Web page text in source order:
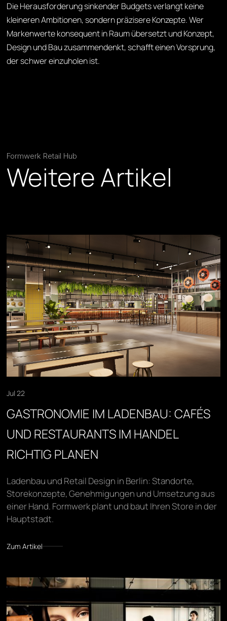
Die Herausforderung sinkender Budgets verlangt keine
kleineren Ambitionen, sondern präzisere Konzepte. Wer
Markenwerte konsequent in Raum übersetzt und Konzept,
Design und Bau zusammendenkt, schafft einen Vorsprung,
der schwer einzuholen ist.
Formwerk Retail Hub
Weitere Artikel
Jul 22
GASTRONOMIE IM LADENBAU: CAFÉS
UND RESTAURANTS IM HANDEL
RICHTIG PLANEN
Ladenbau und Retail Design in Berlin: Standorte,
Storekonzepte, Genehmigungen und Umsetzung aus
einer Hand. Formwerk plant und baut Ihren Store in der
Hauptstadt.
Zum Artikel